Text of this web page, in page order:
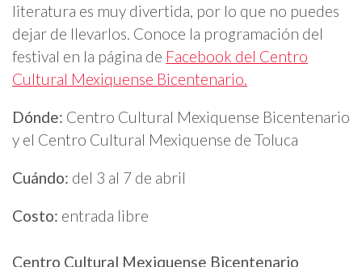
literatura es muy divertida, por lo que no puedes
dejar de llevarlos. Conoce la programación del
festival en la página de Facebook del Centro
Cultural Mexiquense Bicentenario.
Dónde: Centro Cultural Mexiquense Bicentenario
y el Centro Cultural Mexiquense de Toluca
Cuándo: del 3 al 7 de abril
Costo: entrada libre
Centro Cultural Mexiquense Bicentenario